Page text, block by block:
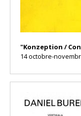
"Konzeption /
14 octobre-